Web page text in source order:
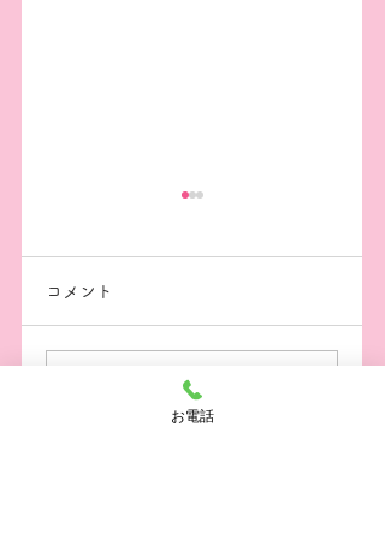
おとまり会🌸
コメント
コメントを追加…
お電話